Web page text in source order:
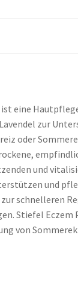
eine
zur
oder
und
und
schnelleren
Stiefel Eczem
von